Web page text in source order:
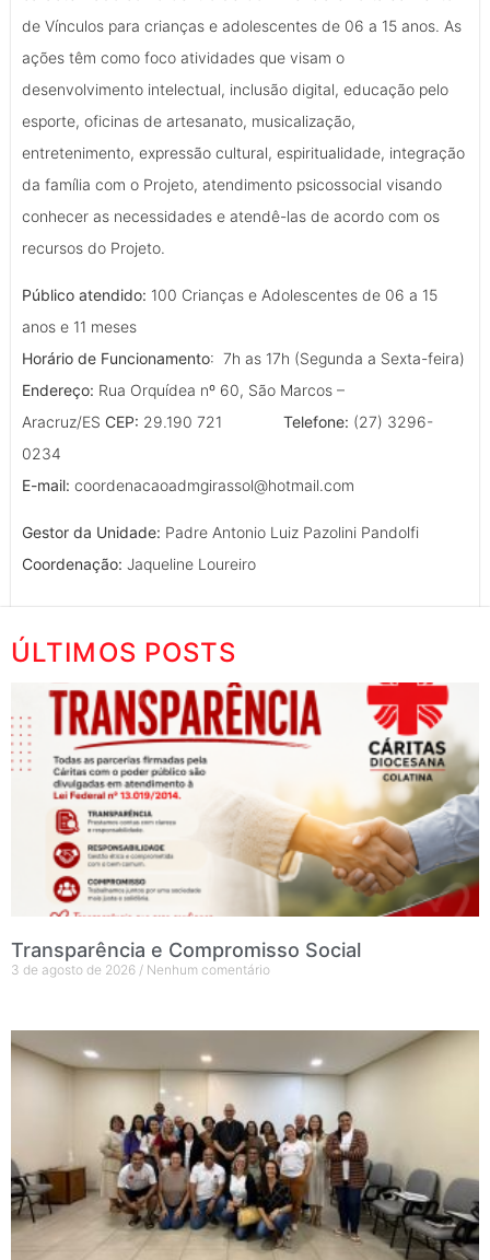
de Vínculos para crianças e adolescentes de 06 a 15 anos. As
ações têm como foco atividades que visam o
desenvolvimento intelectual, inclusão digital, educação pelo
esporte, oficinas de artesanato, musicalização,
entretenimento, expressão cultural, espiritualidade, integração
da família com o Projeto, atendimento psicossocial visando
conhecer as necessidades e atendê-las de acordo com os
recursos do Projeto.
Público atendido: 100 Crianças e Adolescentes de 06 a 15
anos e 11 meses
Horário de Funcionamento: 7h as 17h (Segunda a Sexta-feira)
Endereço: Rua Orquídea nº 60, São Marcos –
Aracruz/ES CEP: 29.190 721 Telefone: (27) 3296-
0234
E-mail: coordenacaoadmgirassol@hotmail.com
Gestor da Unidade: Padre Antonio Luiz Pazolini Pandolfi
Coordenação: Jaqueline Loureiro
ÚLTIMOS POSTS
Transparência e Compromisso Social
3 de agosto de 2026 Nenhum comentário